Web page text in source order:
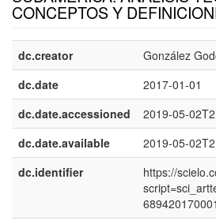
CONCEPTOS Y
dc.creator
González
dc.date
2017-01-01
dc.date.accessioned
2019-05-
dc.date.available
2019-05-
dc.identifier
https://